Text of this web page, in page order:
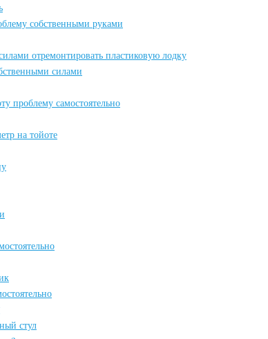
собственными руками
отремонтировать пластиковую лодку
силами
проблему самостоятельно
на тойоте
стул